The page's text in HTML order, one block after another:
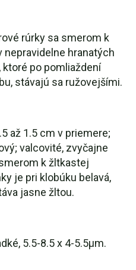
rúrky sa smerom k
hranatých
po pomliaždení
stávajú sa ružovejšími.
až 1.5 cm v priemere;
valcovité, zvyčajne
k žltkastej
je pri klobúku belavá,
jasne žltou.
5.5-8.5 x 4-5.5µm.